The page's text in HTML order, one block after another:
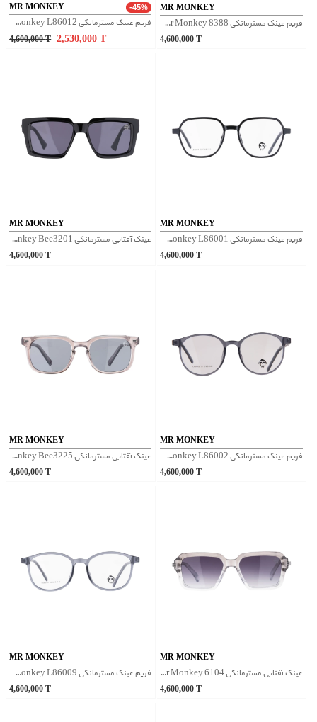
MR MONKEY -45%
فریم عینک مسترمانکی Mr Monkey L86012 - زیتونی
4,600,000T 2,530,000T
MR MONKEY
فریم عینک مسترمانکی Mr Monkey 8388 - مشکی
4,600,000 T
MR MONKEY
عینک آفتابی مسترمانکی Mr Monkey Bee3201 - مشکی
4,600,000T
MR MONKEY
فریم عینک مسترمانکی Mr Monkey L86001 - مشکی
4,600,000 T
MR MONKEY
عینک آفتابی مسترمانکی Mr Monkey Bee3225 - صورتی
4,600,000T
MR MONKEY
فریم عینک مسترمانکی Mr Monkey L86002 - طوسی
4,600,000 T
MR MONKEY
فریم عینک مسترمانکی Mr Monkey L86009 - طوسی
4,600,000T
MR MONKEY
عینک آفتابی مسترمانکی Mr Monkey 6104 - شفاف بنفش
4,600,000 T